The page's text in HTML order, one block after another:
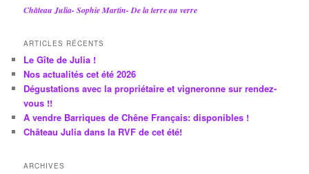
Château Julia- Sophie Martin- De la terre au verre
ARTICLES RÉCENTS
Le Gîte de Julia !
Nos actualités cet été 2026
Dégustations avec la propriétaire et vigneronne sur rendez-
vous !!
A vendre Barriques de Chêne Français: disponibles !
Château Julia dans la RVF de cet été!
ARCHIVES